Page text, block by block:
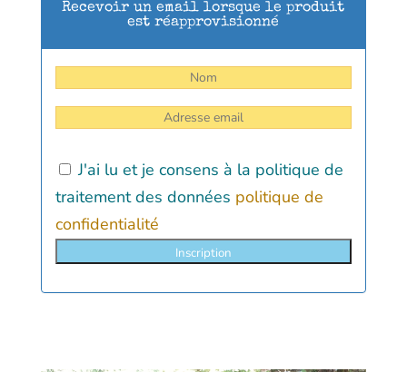
Recevoir un email lorsque le produit
est réapprovisionné
J'ai lu et je consens à la politique de
traitement des données politique de
confidentialité
Inscription